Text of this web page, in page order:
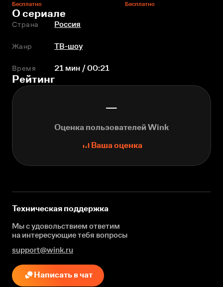
Бесплатно Бесплатно
О сериале
Страна Россия
Жанр ТВ-шоу
Время 21 мин / 00:21
Рейтинг
—
Оценка пользователей Wink
Ваша оценка
Техническая поддержка
Мы с удовольствием ответим
на интересующиетебя вопросы
support@wink.ru
Написать в чат